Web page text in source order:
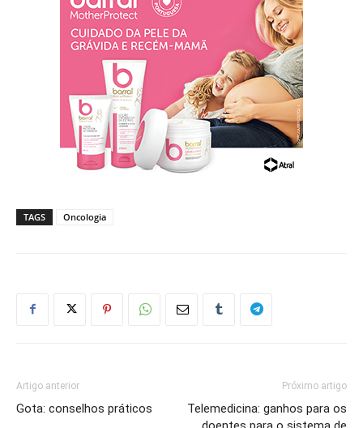
TAGS Oncologia
Artigo anterior
Gota: conselhos práticos
Próximo artigo
Telemedicina: ganhos para os